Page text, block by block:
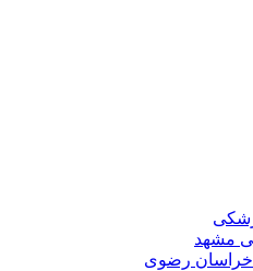
مشهد
خراسان رضوی